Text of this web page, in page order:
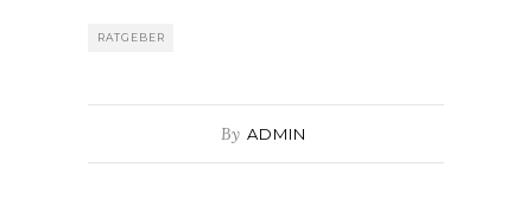
RATGEBER
By ADMIN